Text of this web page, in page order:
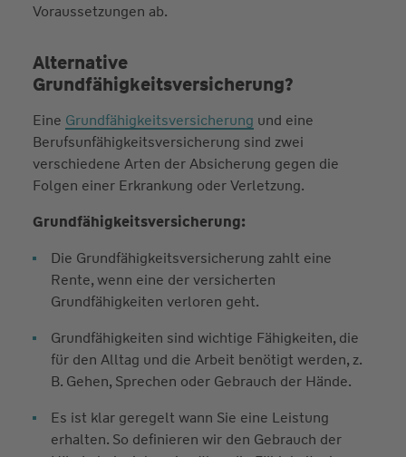
Voraussetzungen ab.
Alternative
Grundfähigkeitsversicherung?
Eine Grundfähigkeitsversicherung und eine
Berufsunfähigkeitsversicherung sind zwei
verschiedene Arten der Absicherung gegen die
Folgen einer Erkrankung oder Verletzung.
Grundfähigkeitsversicherung:
Die Grundfähigkeitsversicherung zahlt eine
Rente, wenn eine der versicherten
Grundfähigkeiten verloren geht.
Grundfähigkeiten sind wichtige Fähigkeiten, die
für den Alltag und die Arbeit benötigt werden, z.
B. Gehen, Sprechen oder Gebrauch der Hände.
Es ist klar geregelt wann Sie eine Leistung
erhalten. So definieren wir den Gebrauch der